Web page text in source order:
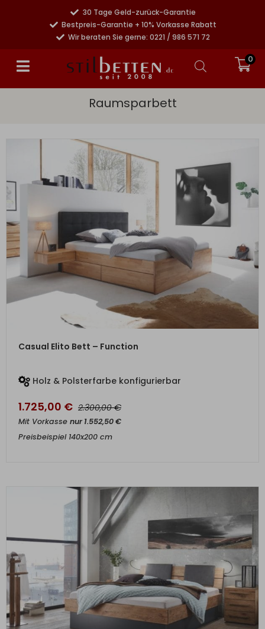
30 Tage Geld-zurück-Garantie
Bestpreis-Garantie + 10% Vorkasse Rabatt
Wir beraten Sie gerne: 0221 / 986 571 72
0
Raumsparbett
ZUM PRODUKT
Casual Elito Bett – Function
Holz & Polsterfarbe konfigurierbar
1.725,00 € 2.300,00€
Mit Vorkasse nur1.552,50€
Preisbeispiel 140x200 cm